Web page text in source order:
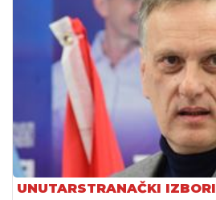
UNUTARSTRANAČKI IZBORI